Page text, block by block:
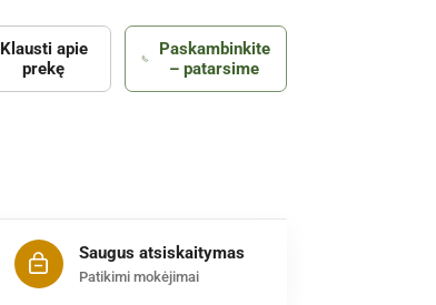
Klausti apie
prekę
Paskambinkite
– patarsime
Saugus atsiskaitymas
Patikimi mokėjimai